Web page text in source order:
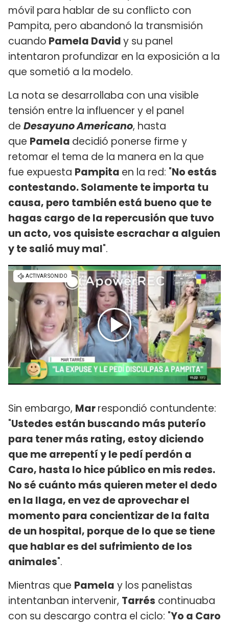
móvil para hablar de su conflicto con
Pampita, pero abandonó la transmisión
cuando Pamela Davidy su panel
intentaron profundizar en la exposición a la
que sometió a la modelo.
La nota se desarrollaba con una visible
tensión entre la influencer y el panel
de Desayuno Americano, hasta
que Pamela decidió ponerse firme y
retomar el tema de la manera en la que
fue expuesta Pampita en la red: "No estás
contestando. Solamente te importa tu
causa, pero también está bueno que te
hagas cargo de la repercusión que tuvo
un acto, vos quisiste escrachar a alguien
y te salió muy mal".
Sin embargo, Marrespondió contundente:
"Ustedes están buscando más puterío
para tener más rating, estoy diciendo
que me arrepentí y le pedí perdón a
Caro, hasta lo hice público en mis redes.
No sé cuánto más quieren meter el dedo
en la llaga, en vez de aprovechar el
momento para concientizar de la falta
de un hospital, porque de lo que se tiene
que hablar es del sufrimiento de los
animales".
Mientras que Pamela y los panelistas
intentanban intervenir, Tarrés continuaba
con su descargo contra el ciclo: "Yo a Caro